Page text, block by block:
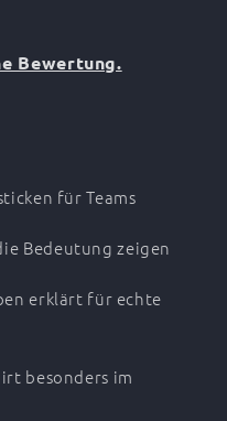
Bewertung.
für Teams
Bedeutung zeigen
erklärt für echte
besonders im